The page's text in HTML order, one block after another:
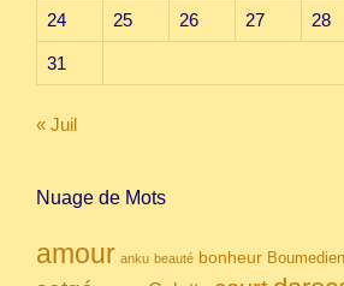
24 25 26 27 28
31
« Juil
Nuage de Mots
amour anku beauté bonheur Boumedien